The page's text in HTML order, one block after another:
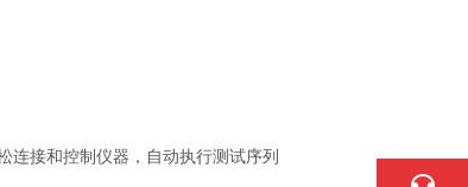
连接和控制仪器，自动执行测试序列